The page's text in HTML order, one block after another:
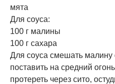
мята
Для соуса:
100 г малины
100 г сахара
Для соуса смешать малину
поставить на средний
протереть через сито,